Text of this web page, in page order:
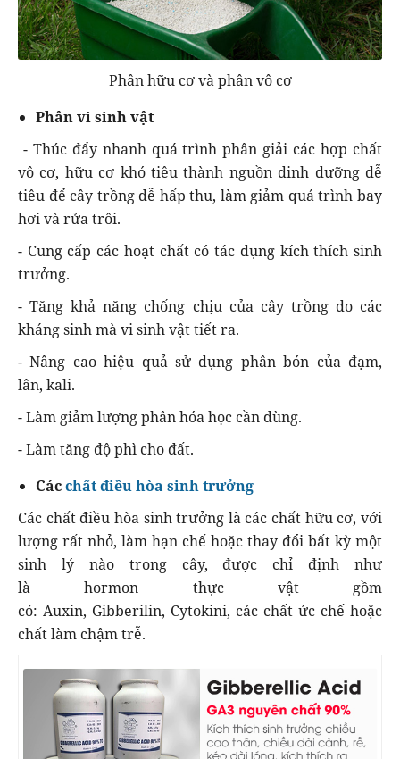
Phân hữu cơ và phân vô cơ
Phân vi sinhvật
- Thúc đẩy nhanh quá trình phân giải các hợp chất
vô cơ, hữu cơ khó tiêu thành nguồn dinh dưỡng dễ
tiêu để cây trồng dễ hấp thu, làm giảm quá trình bay
hơi và rửa trôi.
- Cung cấp các hoạt chất có tác dụng kích thích sinh
trưởng.
- Tăng khảnăng chống chịu của cây trồng do các
kháng sinh mà vi sinh vật tiết ra.
- Nâng cao hiệu quả sử dụng phân bón của đạm,
lân, kali.
- Làm giảm lượng phân hóa học cần dùng.
- Làm tăng độ phì cho đất.
Cácchất điều hòa sinh trưởng
Các chất điều hòa sinh trưởng là các chất hữu cơ, với
lượng rất nhỏ, làm hạn chế hoặc thay đổi bất kỳ một
sinh lý nào trong cây, được chỉ định như
làhormon thực vật gồm
có: Auxin, Gibberilin, Cytokini, các chất ức chế hoặc
chất làm chậm trễ.